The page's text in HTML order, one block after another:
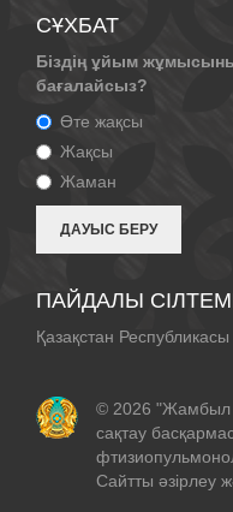
СҰХБАТ
Біздің ұйым
бағалайсыз?
Өте жақсы
Жақсы
Жаман
ПАЙДАЛЫ
Қазақстан
© 2026 "Жамбыл
сақтау
Сайтты әзірлеу